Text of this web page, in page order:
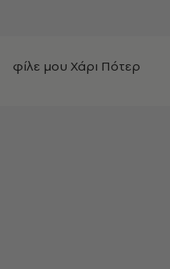
φίλε μου Χάρι Πότερ